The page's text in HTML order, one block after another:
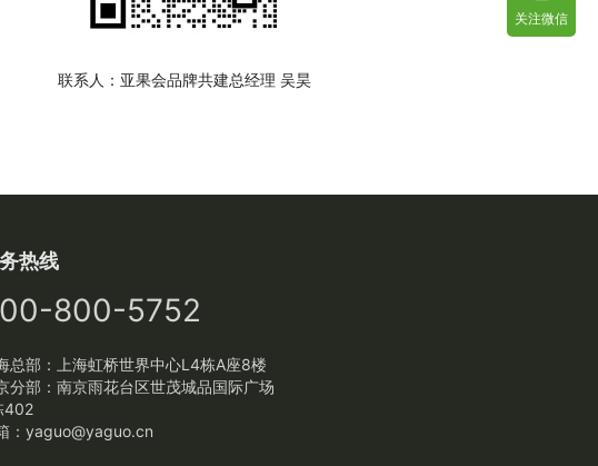
联系人：亚果会品牌共建总经理 吴昊
热线
800-5752
总部：上海虹桥世界中心L4栋A座8楼
分部：南京雨花台区世茂城品国际广场
402
： yaguo@yaguo.cn
关注微信